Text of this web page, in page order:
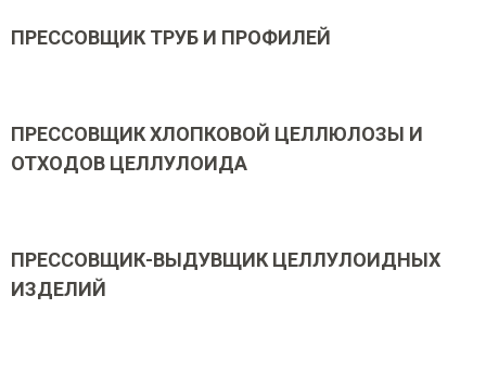
ПРЕССОВЩИК ТРУБ И ПРОФИЛЕЙ
ПРЕССОВЩИК ХЛОПКОВОЙ ЦЕЛЛЮЛОЗЫ И
ОТХОДОВ ЦЕЛЛУЛОИДА
ПРЕССОВЩИК-ВЫДУВЩИК ЦЕЛЛУЛОИДНЫХ
ИЗДЕЛИЙ